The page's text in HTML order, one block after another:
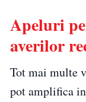
Apeluri
averilor
Tot mai multe
pot amplifica